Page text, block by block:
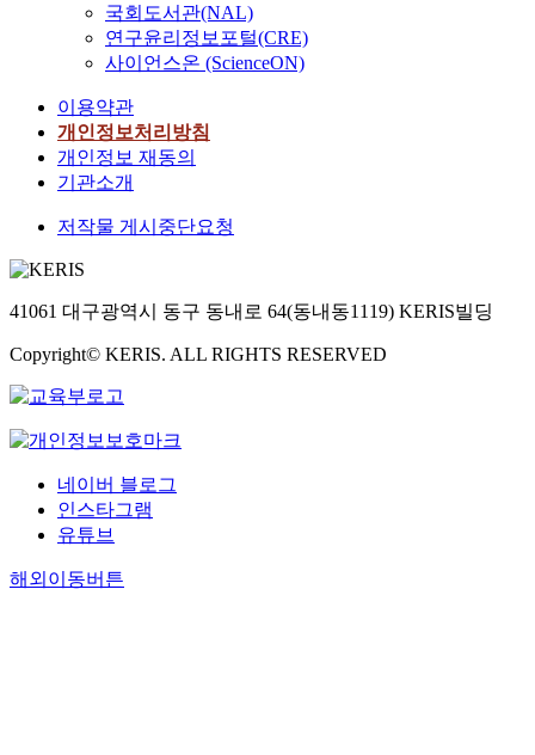
국회도서관(NAL)
연구윤리정보포털(CRE)
사이언스온 (ScienceON)
이용약관
개인정보처리방침
개인정보 재동의
기관소개
저작물 게시중단요청
41061 대구광역시 동구 동내로 64(동내동1119) KERIS빌딩
Copyright© KERIS. ALL RIGHTS RESERVED
네이버 블로그
인스타그램
유튜브
해외이동버튼